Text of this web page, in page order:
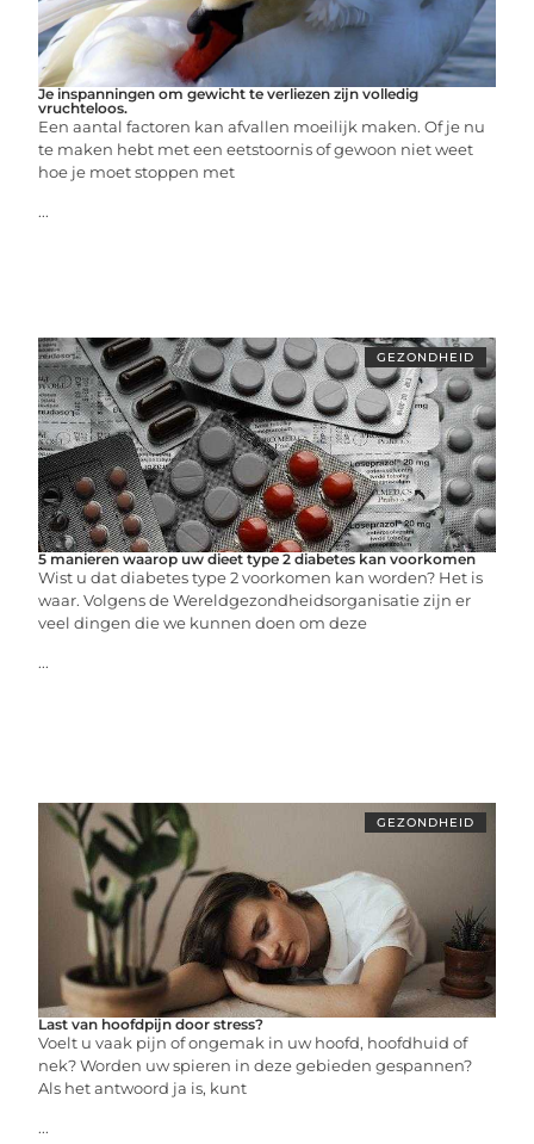
Je inspanningen om gewicht te verliezen zijn volledig
vruchteloos.
Een aantal factoren kan afvallen moeilijk maken. Of je nu
te maken hebt met een eetstoornis of gewoon niet weet
hoe je moet stoppen met
...
GEZONDHEID
5 manieren waarop uw dieet type 2 diabetes kan voorkomen
Wist u dat diabetes type 2 voorkomen kan worden? Het is
waar. Volgens de Wereldgezondheidsorganisatie zijn er
veel dingen die we kunnen doen om deze
...
GEZONDHEID
Last van hoofdpijn door stress?
Voelt u vaak pijn of ongemak in uw hoofd, hoofdhuid of
nek? Worden uw spieren in deze gebieden gespannen?
Als het antwoord ja is, kunt
...